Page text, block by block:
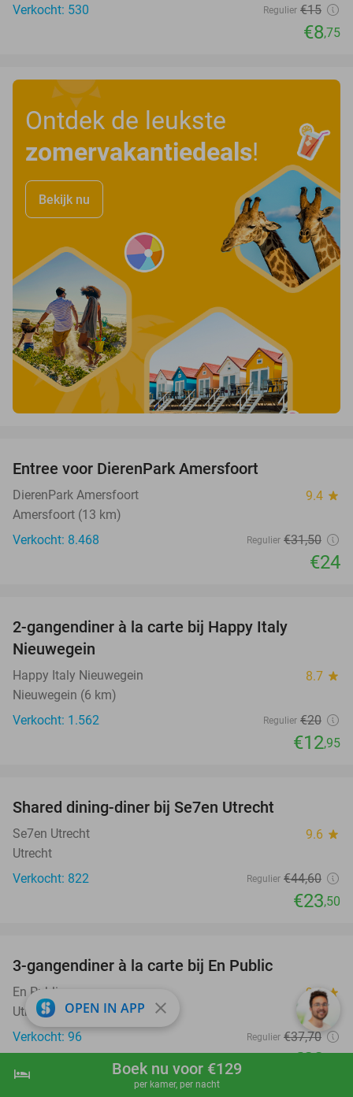
shopping_cart Boek nu
hotel Boek nu voor €129
per kamer, per nacht
Verkocht: 530
Regulier €15
€8,75
Ontdek de leukste
zomervakantiedeals!
Bekijk nu
Entree voor DierenPark Amersfoort
DierenPark Amersfoort 9.4 star
Amersfoort (13 km)
Verkocht: 8.468
Regulier €31,50
€24
2-gangendiner à la carte bij Happy Italy
Nieuwegein
Happy Italy Nieuwegein 8.7 star
Nieuwegein (6 km)
Verkocht: 1.562
Regulier €20
€12,95
Shared dining-diner bij Se7en Utrecht
Se7en Utrecht 9.6 star
Utrecht
Verkocht: 822
Regulier €44,60
€23,50
3-gangendiner à la carte bij En Public
En Public 9.0star
Utrecht
Verkocht: 96
Regulier €37,70
€23
OPEN IN APP close